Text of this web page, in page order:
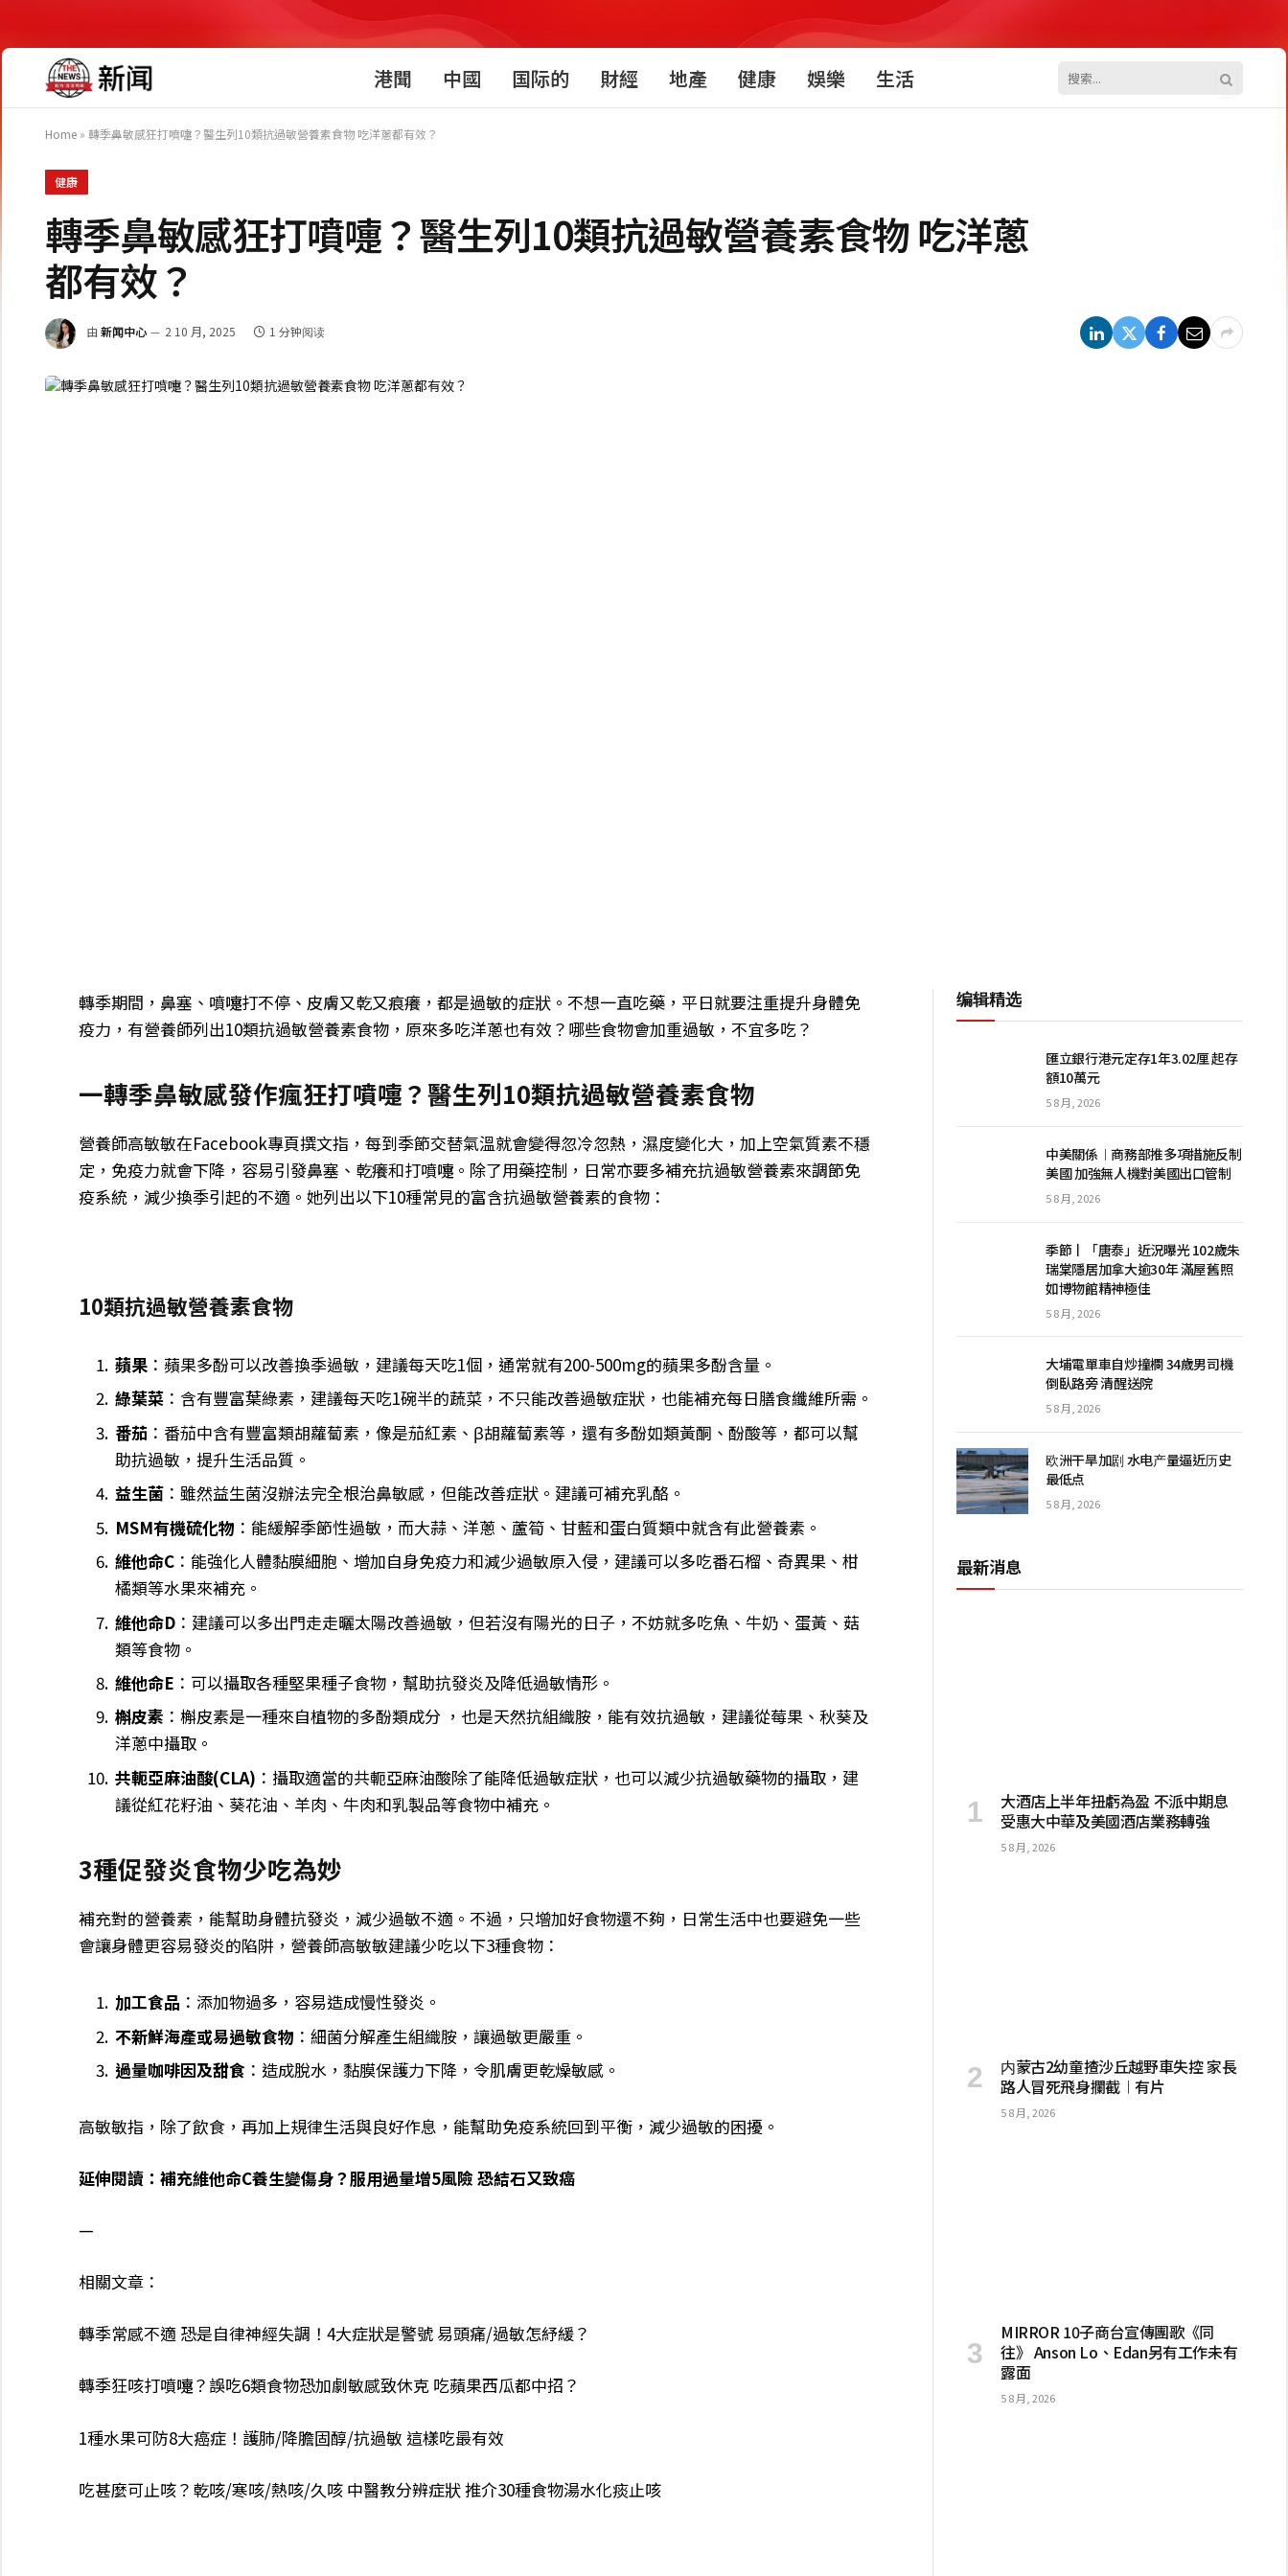
港聞 中國 国际的 財經 地產 健康 娛樂 生活
Home » 轉季鼻敏感狂打噴嚏？醫生列10類抗過敏營養素食物 吃洋蔥都有效？
健康
轉季鼻敏感狂打噴嚏？醫生列10類抗過敏營養素食物 吃洋蔥
都有效？
由 新闻中心 2 10 月, 2025 1 分钟阅读
轉季期間，鼻塞、噴嚏打不停、皮膚又乾又痕癢，都是過敏的症狀。不想一直吃藥，平日就要注重提升身體免
疫力，有營養師列出10類抗過敏營養素食物，原來多吃洋蔥也有效？哪些食物會加重過敏，不宜多吃？
一轉季鼻敏感發作瘋狂打噴嚏？醫生列10類抗過敏營養素食物
營養師高敏敏在Facebook專頁撰文指，每到季節交替氣溫就會變得忽冷忽熱，濕度變化大，加上空氣質素不穩
定，免疫力就會下降，容易引發鼻塞、乾癢和打噴嚏。除了用藥控制，日常亦要多補充抗過敏營養素來調節免
疫系統，減少換季引起的不適。她列出以下10種常見的富含抗過敏營養素的食物：
10類抗過敏營養素食物
蘋果 ：蘋果多酚可以改善換季過敏，建議每天吃1個，通常就有200-500mg的蘋果多酚含量。
綠葉菜 ：含有豐富葉綠素，建議每天吃1碗半的蔬菜，不只能改善過敏症狀，也能補充每日膳食纖維所需。
番茄 ：番茄中含有豐富類胡蘿蔔素，像是茄紅素、β胡蘿蔔素等，還有多酚如類黃酮、酚酸等，都可以幫
助抗過敏，提升生活品質。
益生菌 ：雖然益生菌沒辦法完全根治鼻敏感，但能改善症狀。建議可補充乳酪。
MSM有機硫化物 ：能緩解季節性過敏，而大蒜、洋蔥、蘆筍、甘藍和蛋白質類中就含有此營養素。
維他命C ：能強化人體黏膜細胞、增加自身免疫力和減少過敏原入侵，建議可以多吃番石榴、奇異果、柑
橘類等水果來補充。
維他命D ：建議可以多出門走走曬太陽改善過敏，但若沒有陽光的日子，不妨就多吃魚、牛奶、蛋黃、菇
類等食物。
維他命E ：可以攝取各種堅果種子食物，幫助抗發炎及降低過敏情形。
槲皮素 ：槲皮素是一種來自植物的多酚類成分 ，也是天然抗組織胺，能有效抗過敏，建議從莓果、秋葵及
洋蔥中攝取。
共軛亞麻油酸(CLA) ：攝取適當的共軛亞麻油酸除了能降低過敏症狀，也可以減少抗過敏藥物的攝取，建
議從紅花籽油、葵花油、羊肉、牛肉和乳製品等食物中補充。
3種促發炎食物少吃為妙
補充對的營養素，能幫助身體抗發炎，減少過敏不適。不過，只增加好食物還不夠，日常生活中也要避免一些
會讓身體更容易發炎的陷阱，營養師高敏敏建議少吃以下3種食物：
加工食品 ：添加物過多，容易造成慢性發炎。
不新鮮海產或易過敏食物 ：細菌分解產生組織胺，讓過敏更嚴重。
過量咖啡因及甜食 ：造成脫水，黏膜保護力下降，令肌膚更乾燥敏感。
高敏敏指，除了飲食，再加上規律生活與良好作息，能幫助免疫系統回到平衡，減少過敏的困擾。
延伸閱讀：補充維他命C養生變傷身？服用過量增5風險 恐結石又致癌
—
相關文章：
轉季常感不適 恐是自律神經失調！4大症狀是警號 易頭痛/過敏怎紓緩？
轉季狂咳打噴嚏？誤吃6類食物恐加劇敏感致休克 吃蘋果西瓜都中招？
1種水果可防8大癌症！護肺/降膽固醇/抗過敏 這樣吃最有效
吃甚麼可止咳？乾咳/寒咳/熱咳/久咳 中醫教分辨症狀 推介30種食物湯水化痰止咳
编辑精选
匯立銀行港元定存1年3.02厘 起存
額10萬元
5 8 月, 2026
中美關係︱商務部推多項措施反制
美國 加強無人機對美國出口管制
5 8 月, 2026
季節丨「唐泰」近況曝光 102歲朱
瑞棠隱居加拿大逾30年 滿屋舊照
如博物館精神極佳
5 8 月, 2026
大埔電單車自炒撞欄 34歲男司機
倒臥路旁 清醒送院
5 8 月, 2026
欧洲干旱加剧 水电产量逼近历史
最低点
5 8 月, 2026
最新消息
大酒店上半年扭虧為盈 不派中期息
受惠大中華及美國酒店業務轉強
5 8 月, 2026
内蒙古2幼童揸沙丘越野車失控 家長
路人冒死飛身攔截︱有片
5 8 月, 2026
MIRROR 10子商台宣傳團歌《同
往》 Anson Lo、Edan另有工作未有
露面
5 8 月, 2026